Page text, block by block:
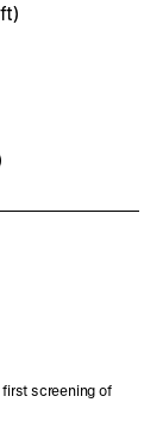
To
screening of